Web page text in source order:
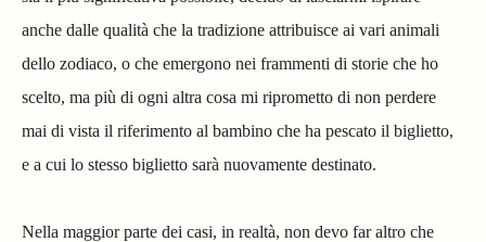
anche dalle qualità che la tradizione attribuisce ai vari animali
dello zodiaco, o che emergono nei frammenti di storie che ho
scelto, ma più di ogni altra cosa mi riprometto di non perdere
mai di vista il riferimento al bambino che ha pescato il biglietto,
e a cui lo stesso biglietto sarà nuovamente destinato.
Nella maggior parte dei casi, in realtà, non devo far altro che